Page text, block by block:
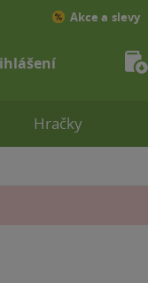
Hračky
Akce a slevy